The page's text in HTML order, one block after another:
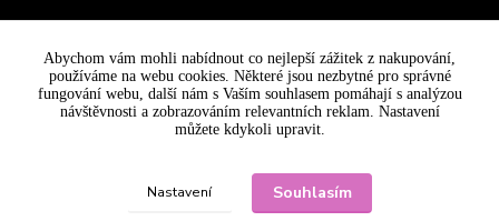
Upravit sběr cookies.
Abychom vám mohli nabídnout co nejlepší zážitek z nakupování,
používáme na webu cookies. Některé jsou nezbytné pro správné
fungování webu, další nám s Vaším souhlasem pomáhají s analýzou
návštěvnosti a zobrazováním relevantních reklam. Nastavení
můžete kdykoli upravit.
Nastavení Souhlasím